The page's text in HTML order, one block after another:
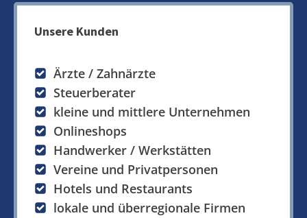
Unsere Kunden
Ärzte / Zahnärzte
Steuerberater
kleine und mittlere Unternehmen
Onlineshops
Handwerker / Werkstätten
Vereine und Privatpersonen
Hotels und Restaurants
lokale und überregionale Firmen